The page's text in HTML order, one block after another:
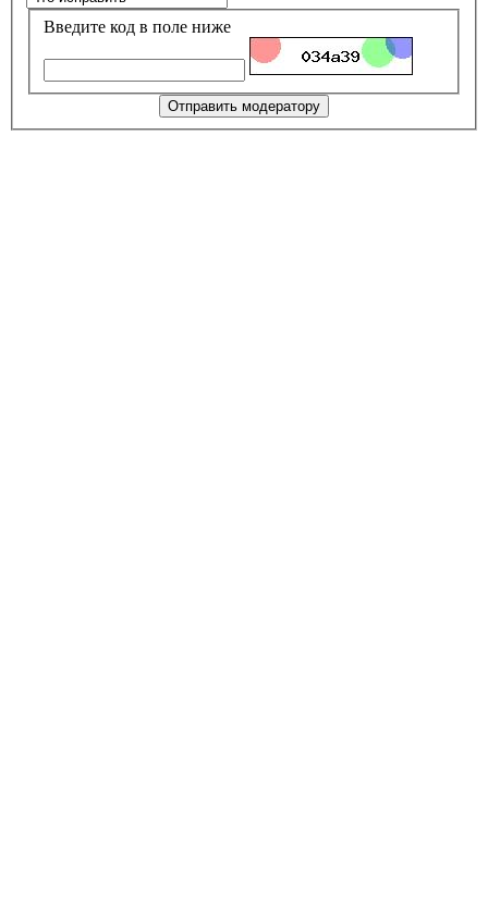
Введите код в поле ниже
Отправить модератору